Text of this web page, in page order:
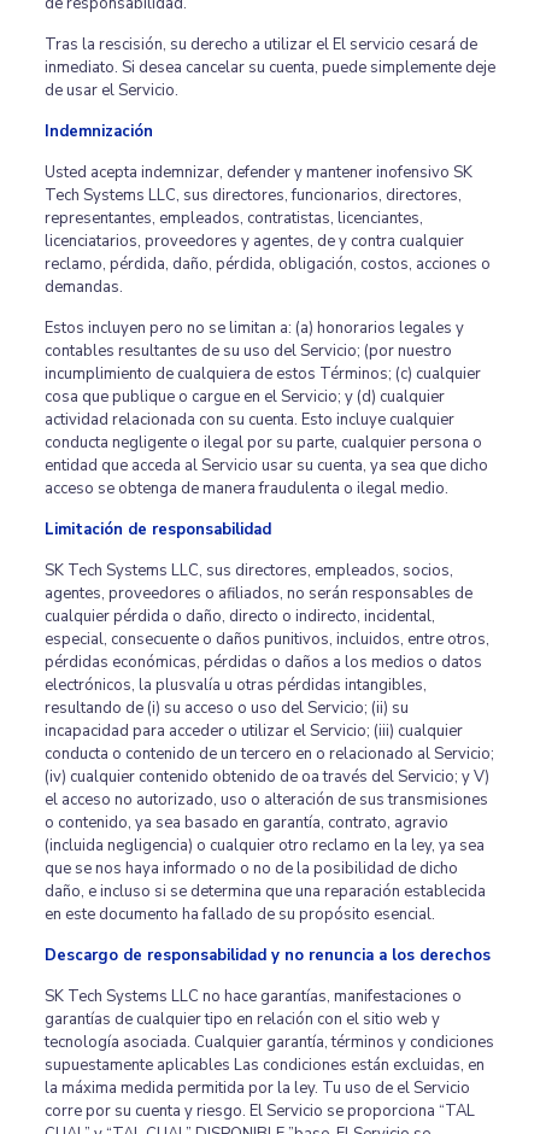
Tras la rescisión, su derecho a utilizar el El servicio cesará de
inmediato. Si desea cancelar su cuenta, puede simplemente deje
de usar el Servicio.
Indemnización
Usted acepta indemnizar, defender y mantener inofensivo SK
Tech Systems LLC, sus directores, funcionarios, directores,
representantes, empleados, contratistas, licenciantes,
licenciatarios, proveedores y agentes, de y contra cualquier
reclamo, pérdida, daño, pérdida, obligación, costos, acciones o
demandas.
Estos incluyen pero no se limitan a: (a) honorarios legales y
contables resultantes de su uso del Servicio; (por nuestro
incumplimiento de cualquiera de estos Términos; (c) cualquier
cosa que publique o cargue en el Servicio; y (d) cualquier
actividad relacionada con su cuenta. Esto incluye cualquier
conducta negligente o ilegal por su parte, cualquier persona o
entidad que acceda al Servicio usar su cuenta, ya sea que dicho
acceso se obtenga de manera fraudulenta o ilegal medio.
Limitación de responsabilidad
SK Tech Systems LLC, sus directores, empleados, socios,
agentes, proveedores o afiliados, no serán responsables de
cualquier pérdida o daño, directo o indirecto, incidental,
especial, consecuente o daños punitivos, incluidos, entre otros,
pérdidas económicas, pérdidas o daños a los medios o datos
electrónicos, la plusvalía u otras pérdidas intangibles,
resultando de (i) su acceso o uso del Servicio; (ii) su
incapacidad para acceder o utilizar el Servicio; (iii) cualquier
conducta o contenido de un tercero en o relacionado al Servicio;
(iv) cualquier contenido obtenido de oa través del Servicio; y V)
el acceso no autorizado, uso o alteración de sus transmisiones
o contenido, ya sea basado en garantía, contrato, agravio
(incluida negligencia) o cualquier otro reclamo en la ley, ya sea
que se nos haya informado o no de la posibilidad de dicho
daño, e incluso si se determina que una reparación establecida
en este documento ha fallado de su propósito esencial.
Descargo de responsabilidad y no renuncia a los derechos
SK Tech Systems LLC no hace garantías, manifestaciones o
garantías de cualquier tipo en relación con el sitio web y
tecnología asociada. Cualquier garantía, términos y condiciones
supuestamente aplicables Las condiciones están excluidas, en
la máxima medida permitida por la ley. Tu uso de el Servicio
corre por su cuenta y riesgo. El Servicio se proporciona “TAL